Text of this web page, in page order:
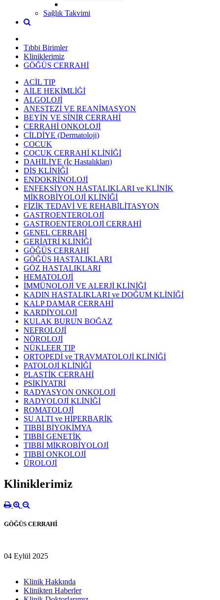
Sağlık Takvimi
Tıbbi Birimler
Kliniklerimiz
GÖĞÜS CERRAHİ
ACİL TIP
AİLE HEKİMLİĞİ
ALGOLOJİ
ANESTEZİ VE REANİMASYON
BEYİN VE SİNİR CERRAHİ
CERRAHİ ONKOLOJİ
CİLDİYE (Dermatoloji)
ÇOCUK
ÇOCUK CERRAHİ KLİNİĞİ
DAHİLİYE (İç Hastalıkları)
DİŞ KLİNİĞİ
ENDOKRİNOLOJİ
ENFEKSİYON HASTALIKLARI ve KLİNİK
MİKROBİYOLOJİ KLİNİĞİ
FİZİK TEDAVİ VE REHABİLİTASYON
GASTROENTEROLOJİ
GASTROENTEROLOJİ CERRAHİ
GENEL CERRAHİ
GERİATRİ KLİNİĞİ
GÖĞÜS CERRAHİ
GÖĞÜS HASTALIKLARI
GÖZ HASTALIKLARI
HEMATOLOJİ
İMMÜNOLOJİ VE ALERJİ KLİNİĞİ
KADIN HASTALIKLARI ve DOĞUM KLİNİĞİ
KALP DAMAR CERRAHİ
KARDİYOLOJİ
KULAK BURUN BOĞAZ
NEFROLOJİ
NÖROLOJİ
NÜKLEER TIP
ORTOPEDİ ve TRAVMATOLOJİ KLİNİĞİ
PATOLOJİ KLİNİĞİ
PLASTİK CERRAHİ
PSİKİYATRİ
RADYASYON ONKOLOJİ
RADYOLOJİ KLİNİĞİ
ROMATOLOJİ
SU ALTI ve HİPERBARİK
TIBBİ BİYOKİMYA
TIBBİ GENETİK
TIBBİ MİKROBİYOLOJİ
TIBBİ ONKOLOJİ
ÜROLOJİ
Kliniklerimiz
GÖĞÜS CERRAHİ
04 Eylül 2025
Klinik Hakkında
Klinikten Haberler